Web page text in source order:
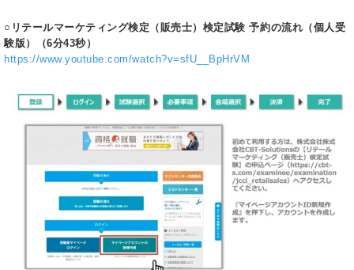
○リテールマーケティング検定（販売士）検定試験 予約の流れ（個人受
験版）（6分43秒）
https://www.youtube.com/watch?v=sfU__BpHrVM